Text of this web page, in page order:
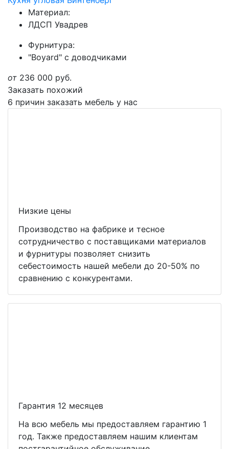
Материал:
ЛДСП Увадрев
Фурнитура:
"Boyard" с доводчиками
от 236 000 руб.
Заказать похожий
6 причин заказать мебель у нас
Низкие цены
Производство на фабрике и тесное
сотрудничество с поставщиками материалов
и фурнитуры позволяет снизить
себестоимость нашей мебели до 20-50% по
сравнению с конкурентами.
Гарантия 12 месяцев
На всю мебель мы предоставляем гарантию 1
год. Также предоставляем нашим клиентам